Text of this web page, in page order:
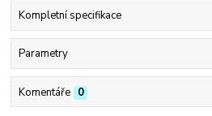
Kompletní specifikace
Parametry
Komentáře 0